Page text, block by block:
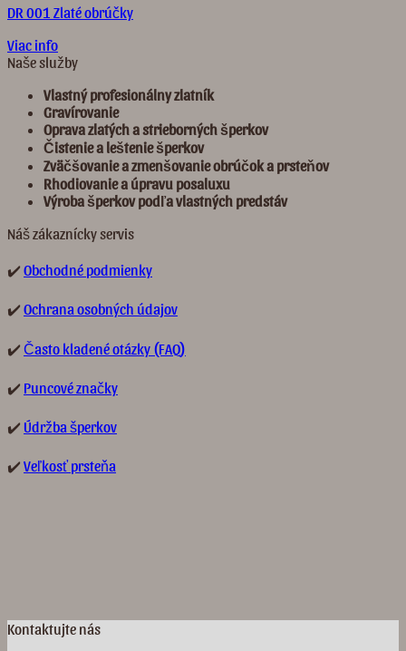
DR 001 Zlaté obrúčky
Viac info
Naše služby
Vlastný profesionálny zlatník
Gravírovanie
Oprava zlatých a strieborných šperkov
Čistenie a leštenie šperkov
Zväčšovanie a zmenšovanie obrúčok a prsteňov
Rhodiovanie a úpravu posaluxu
Výroba šperkov podľa vlastných predstáv
Náš zákaznícky servis
✔️ Obchodné podmienky
✔️ Ochrana osobných údajov
✔️ Často kladené otázky (FAQ)
✔️ Puncové značky
✔️ Údržba šperkov
✔️ Veľkosť prsteňa
Kontaktujte nás